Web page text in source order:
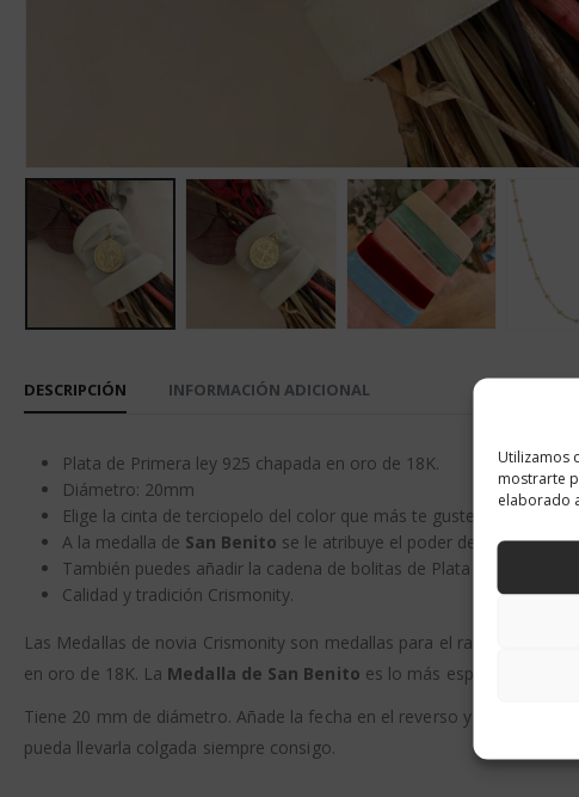
Utilizamos
mostrarte
elaborado
DESCRIPCIÓN INFORMACIÓN ADICIONAL
Plata de Primera ley 925 chapada en oro de 18K.
Diámetro: 20mm
Elige la cinta de terciopelo del color que más te guste
A la medalla de San Benito se le atribuye el poder de alejar las
También puedes añadir la cadena de bolitas de Plata para que
Calidad y tradición Crismonity.
Las Medallas de novia Crismonity son medallas para el ramo de
en oro de 18K. La Medalla de San Benito es lo más especial que
Tiene 20 mm de diámetro. Añade la fecha en el reverso y elige la
pueda llevarla colgada siempre consigo.